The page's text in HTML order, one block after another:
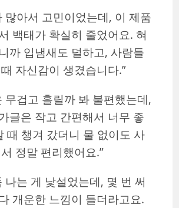
많아서 고민이었는데, 이 제품
백태가 확실히 줄었어요. 혀
까 입냄새도 덜하고, 사람들
자신감이 생겼습니다.”
무겁고 흘릴까 봐 불편했는데,
글은 작고 간편해서 너무 좋
때 챙겨 갔더니 물 없이도 사
정말 편리했어요.”
나는 게 낯설었는데, 몇 번 써
개운한 느낌이 들더라고요.